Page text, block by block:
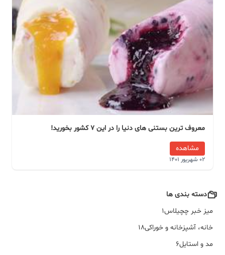
معروف ترین بستنی های دنیا را در این 7 کشور بخورید!
مشاهده
02 شهریور 1401
دسته بندی ها
میز خبر چچیلاس1
خانه، آشپزخانه و خوراکی18
مد و استایل6